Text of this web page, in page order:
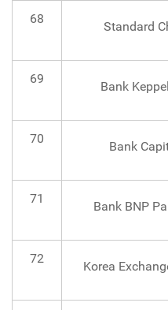
68
Standard
69
Bank
70
Bank
71
Bank BNP
72
Korea